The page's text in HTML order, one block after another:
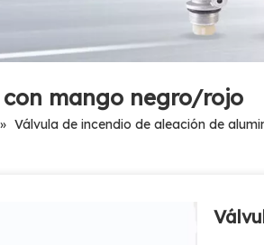
mango negro/rojo
» Válvula de incendio de aleación de